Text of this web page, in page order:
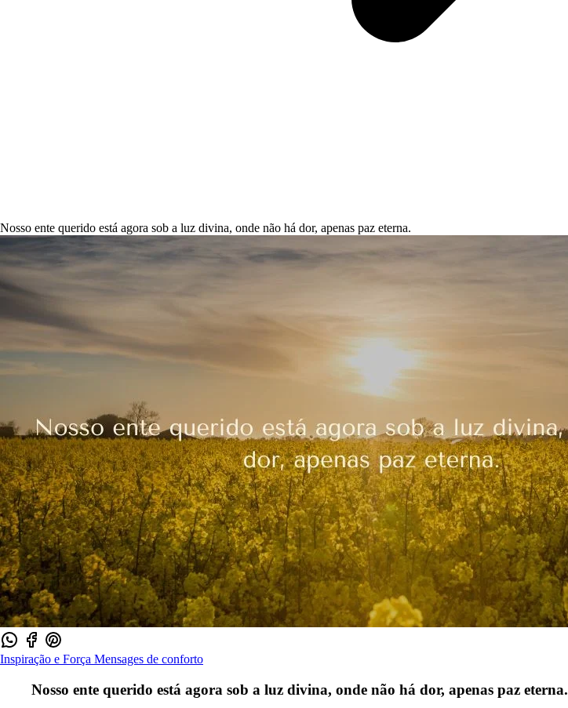
Nosso ente querido está agora sob a luz divina, onde não há dor, apenas paz eterna.
Inspiração e Força Mensages de conforto
Nosso ente querido está agora sob a luz divina, onde não há dor, apenas paz eterna.